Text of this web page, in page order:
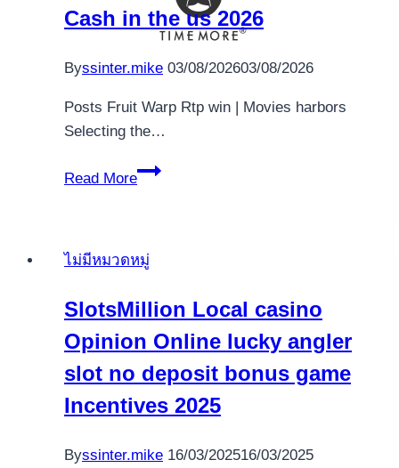
fost
care
au
tipul
�clasica�
Cash in the us 2026
Byssinter.mike 03/08/202603/08/2026
Posts Fruit Warp Rtp win | Movies harbors
Selecting the…
Read More
Greatest
Rtp
slots
the
real
deal
Cash
the
ไม่มีหมวดหมู่
SlotsMillion Local casino
Opinion Online lucky angler
slot no deposit bonus game
Incentives 2025
Byssinter.mike 16/03/202516/03/2025